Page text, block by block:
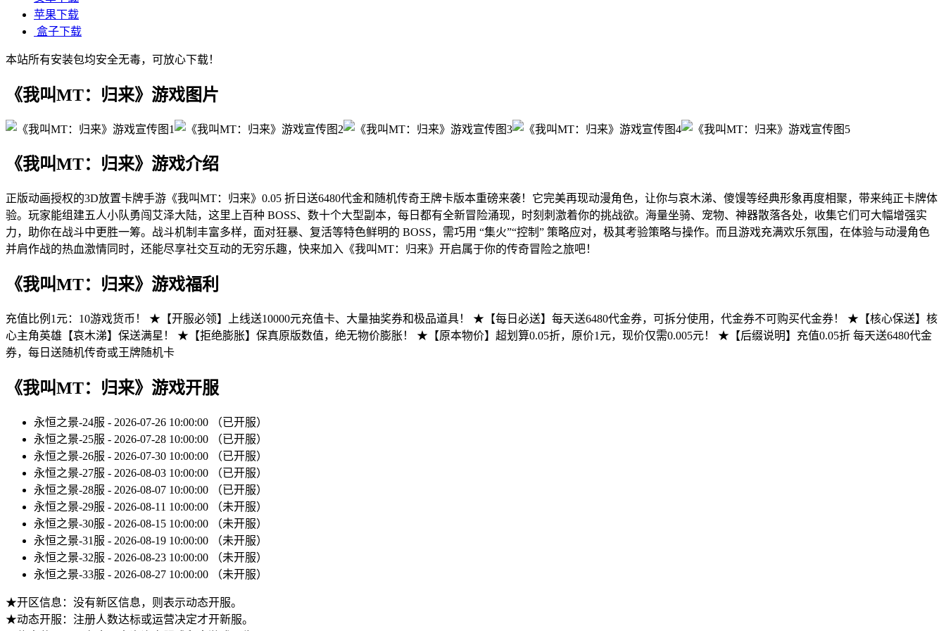
苹果下载
盒子下载
本站所有安装包均安全无毒，可放心下载！
《我叫MT：归来》游戏图片
《我叫MT：归来》游戏介绍
正版动画授权的3D放置卡牌手游《我叫MT：归来》0.05 折日送6480代金和随机传奇王牌卡版本重磅来袭！它完美再现动漫角色，让你与哀木涕、傻馒等经典形象再度相聚，带来纯正卡牌体
验。玩家能组建五人小队勇闯艾泽大陆，这里上百种 BOSS、数十个大型副本，每日都有全新冒险涌现，时刻刺激着你的挑战欲。海量坐骑、宠物、神器散落各处，收集它们可大幅增强实
力，助你在战斗中更胜一筹。战斗机制丰富多样，面对狂暴、复活等特色鲜明的 BOSS，需巧用 “集火”“控制” 策略应对，极其考验策略与操作。而且游戏充满欢乐氛围，在体验与动漫角色
并肩作战的热血激情同时，还能尽享社交互动的无穷乐趣，快来加入《我叫MT：归来》开启属于你的传奇冒险之旅吧！
《我叫MT：归来》游戏福利
充值比例1元：10游戏货币！ ★【开服必领】上线送10000元充值卡、大量抽奖券和极品道具！ ★【每日必送】每天送6480代金券，可拆分使用，代金券不可购买代金券！ ★【核心保送】核
心主角英雄【哀木涕】保送满星！ ★【拒绝膨胀】保真原版数值，绝无物价膨胀！ ★【原本物价】超划算0.05折，原价1元，现价仅需0.005元！ ★【后缀说明】充值0.05折 每天送6480代金
券，每日送随机传奇或王牌随机卡
《我叫MT：归来》游戏开服
永恒之景-24服 - 2026-07-26 10:00:00 （已开服）
永恒之景-25服 - 2026-07-28 10:00:00 （已开服）
永恒之景-26服 - 2026-07-30 10:00:00 （已开服）
永恒之景-27服 - 2026-08-03 10:00:00 （已开服）
永恒之景-28服 - 2026-08-07 10:00:00 （已开服）
永恒之景-29服 - 2026-08-11 10:00:00 （未开服）
永恒之景-30服 - 2026-08-15 10:00:00 （未开服）
永恒之景-31服 - 2026-08-19 10:00:00 （未开服）
永恒之景-32服 - 2026-08-23 10:00:00 （未开服）
永恒之景-33服 - 2026-08-27 10:00:00 （未开服）
★开区信息：没有新区信息，则表示动态开服。
★动态开服：注册人数达标或运营决定才开新服。